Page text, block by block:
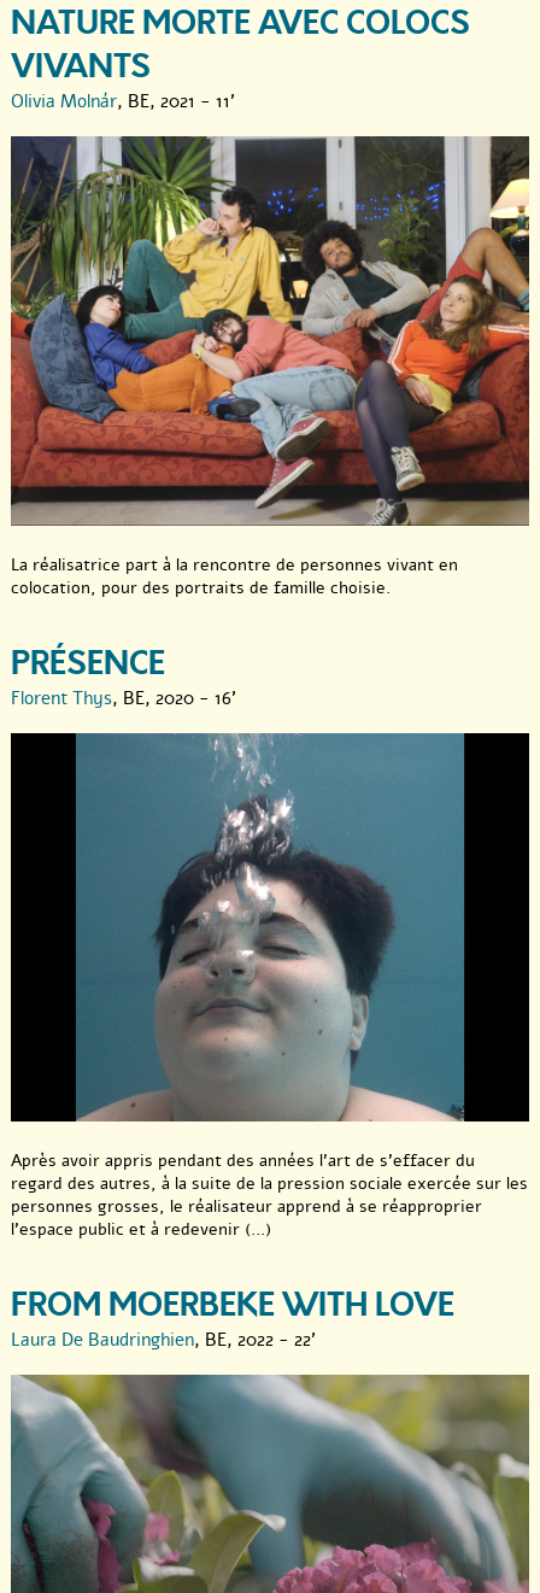
NATURE MORTE AVEC COLOCS
VIVANTS
Olivia Molnár, BE, 2021 - 11'
La réalisatrice part à la rencontre de personnes vivant en
colocation, pour des portraits de famille choisie.
PRÉSENCE
Florent Thys, BE, 2020 - 16'
Après avoir appris pendant des années l’art de s’effacer du
regard des autres, à la suite de la pression sociale exercée sur les
personnes grosses, le réalisateur apprend à se réapproprier
l’espace public et à redevenir (...)
FROM MOERBEKE WITH LOVE
Laura De Baudringhien, BE, 2022 - 22'